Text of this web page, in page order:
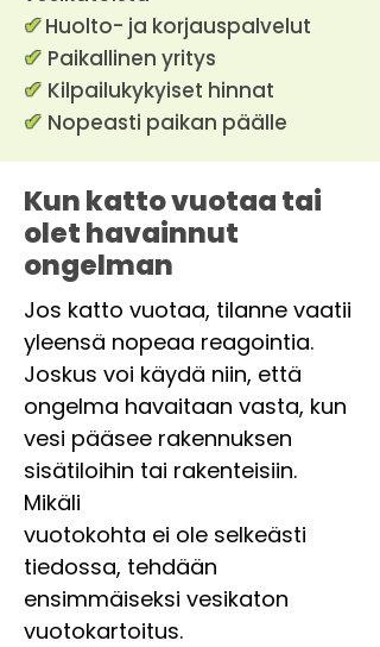
✔Huolto- ja korjauspalvelut
✔ Paikallinen yritys
✔ Kilpailukykyiset hinnat
✔ Nopeasti paikan päälle
Kun katto vuotaa tai
olet havainnut
ongelman
Jos katto vuotaa, tilanne vaatii
yleensä nopeaa reagointia.
Joskus voi käydä niin, että
ongelma havaitaan vasta, kun
vesi pääsee rakennuksen
sisätiloihin tai rakenteisiin.
Mikäli
vuotokohta ei ole selkeästi
tiedossa, tehdään
ensimmäiseksi vesikaton
vuotokartoitus.